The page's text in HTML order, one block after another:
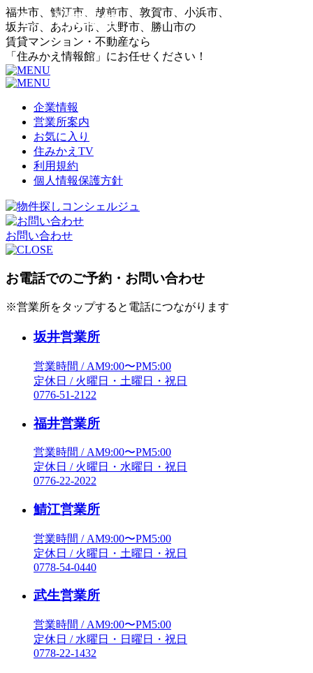
福井市、鯖江市、越前市、敦賀市、小浜市、
坂井市、あわら市、大野市、勝山市の
賃貸マンション・不動産なら
「住みかえ情報館」にお任せください！
企業情報
営業所案内
お気に入り
住みかえTV
利用規約
個人情報保護方針
お問い合わせ
お電話でのご予約・お問い合わせ
※営業所をタップすると電話につながります
坂井営業所
営業時間 / AM9:00〜PM5:00
定休日 / 火曜日・土曜日・祝日
0776-51-2122
福井営業所
営業時間 / AM9:00〜PM5:00
定休日 / 火曜日・水曜日・祝日
0776-22-2022
鯖江営業所
営業時間 / AM9:00〜PM5:00
定休日 / 火曜日・土曜日・祝日
0778-54-0440
武生営業所
営業時間 / AM9:00〜PM5:00
定休日 / 水曜日・日曜日・祝日
0778-22-1432